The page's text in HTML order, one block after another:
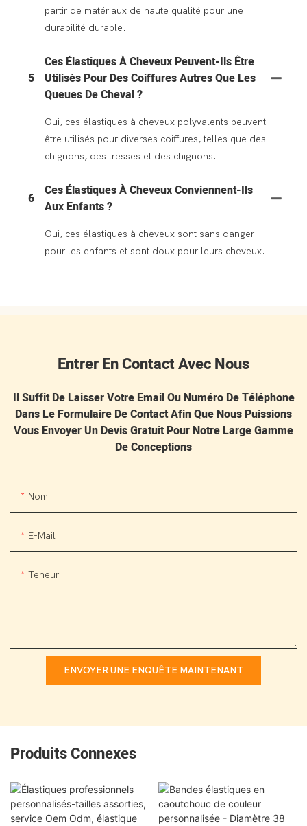
partir de matériaux de haute qualité pour une
durabilité durable.
5
Ces Élastiques À Cheveux Peuvent-Ils Être
Utilisés Pour Des Coiffures Autres Que Les
Queues De Cheval ?
Oui, ces élastiques à cheveux polyvalents peuvent
être utilisés pour diverses coiffures, telles que des
chignons, des tresses et des chignons.
6
Ces Élastiques À Cheveux Conviennent-Ils
Aux Enfants ?
Oui, ces élastiques à cheveux sont sans danger
pour les enfants et sont doux pour leurs cheveux.
Entrer En Contact Avec Nous
Il Suffit De Laisser Votre Email Ou Numéro De Téléphone
Dans Le Formulaire De Contact Afin Que Nous Puissions
Vous Envoyer Un Devis Gratuit Pour Notre Large Gamme
De Conceptions
Nom
E-Mail
Teneur
ENVOYER UNE ENQUÊTE MAINTENANT
Produits Connexes